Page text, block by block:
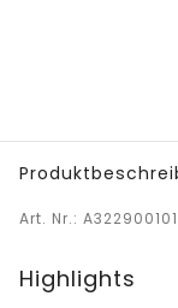
Art. Nr.:
Highlights